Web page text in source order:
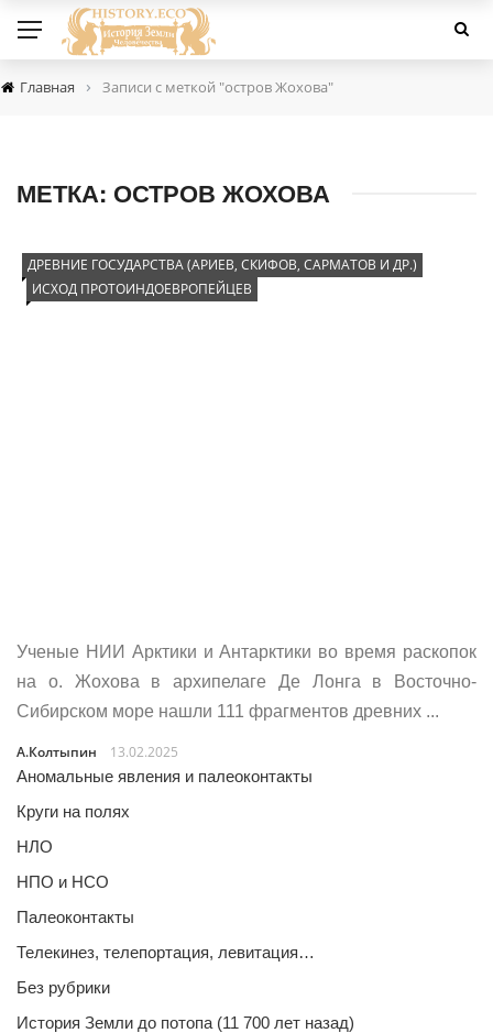
Главная › Записи с меткой "остров Жохова"
МЕТКА: ОСТРОВ ЖОХОВА
ДРЕВНИЕ ГОСУДАРСТВА (АРИЕВ, СКИФОВ, САРМАТОВ И ДР.)
ИСХОД ПРОТОИНДОЕВРОПЕЙЦЕВ
Ученые НИИ Арктики и Антарктики во время раскопок
на о. Жохова в архипелаге Де Лонга в Восточно-
Сибирском море нашли 111 фрагментов древних ...
А.Колтыпин
13.02.2025
Аномальные явления и палеоконтакты
Круги на полях
НЛО
НПО и НСО
Палеоконтакты
Телекинез, телепортация, левитация…
Без рубрики
История Земли до потопа (11 700 лет назад)